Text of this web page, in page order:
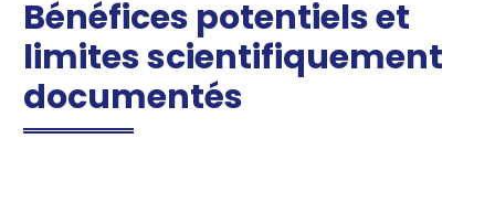
Bénéfices potentiels et
limites scientifiquement
documentés